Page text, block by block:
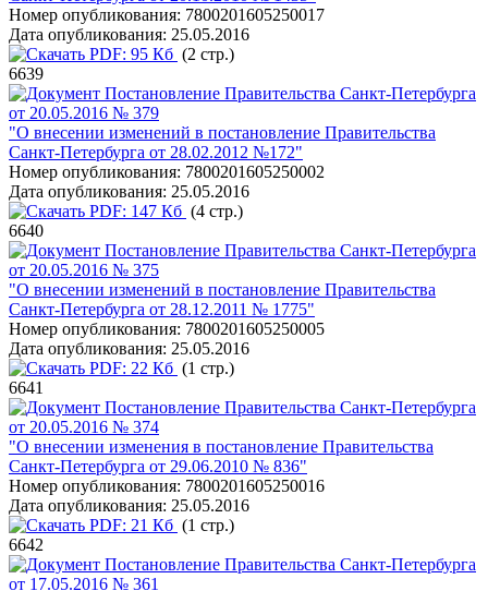
Номер опубликования: 7800201605250017
Дата опубликования: 25.05.2016
PDF: 95 Кб (2 стр.)
6639
Постановление Правительства Санкт-Петербурга
от 20.05.2016 № 379
"О внесении изменений в постановление Правительства
Санкт-Петербурга от 28.02.2012 №172"
Номер опубликования: 7800201605250002
Дата опубликования: 25.05.2016
PDF: 147 Кб (4 стр.)
6640
Постановление Правительства Санкт-Петербурга
от 20.05.2016 № 375
"О внесении изменений в постановление Правительства
Санкт-Петербурга от 28.12.2011 № 1775"
Номер опубликования: 7800201605250005
Дата опубликования: 25.05.2016
PDF: 22 Кб (1 стр.)
6641
Постановление Правительства Санкт-Петербурга
от 20.05.2016 № 374
"О внесении изменения в постановление Правительства
Санкт-Петербурга от 29.06.2010 № 836"
Номер опубликования: 7800201605250016
Дата опубликования: 25.05.2016
PDF: 21 Кб (1 стр.)
6642
Постановление Правительства Санкт-Петербурга
от 17.05.2016 № 361